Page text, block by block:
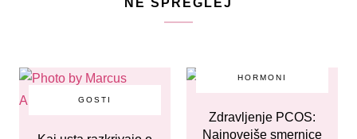
NE SPREGLEJ
GOSTI
HORMONI
Zdravljenje PCOS:
Najnovejše smernice